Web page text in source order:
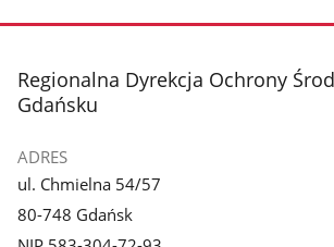
stopka
Regionalna Dyrekcja Ochrony
Gdańsku
ADRES
ul. Chmielna 54/57
80-748 Gdańsk